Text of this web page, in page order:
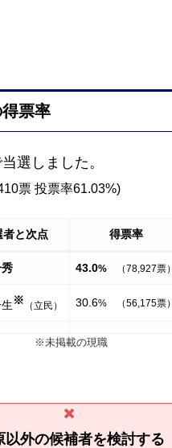
票率
選しました。
票 投票率61.03%)
者と次点 得票率
43.0% （78,927票）
※ （立民） 30.6% （56,175票）
※未掲載の現職
以外の候補者を検討する